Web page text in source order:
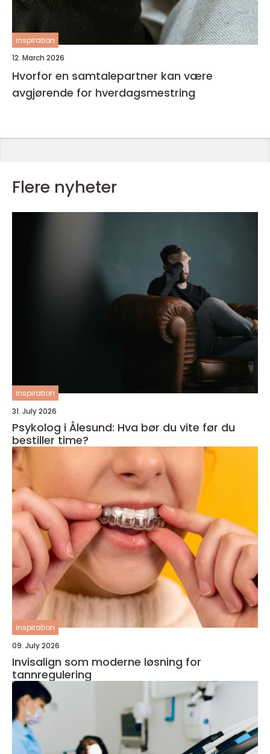
inspiration
12. March 2026
Hvorfor en samtalepartner kan være
avgjørende for hverdagsmestring
Flere nyheter
inspiration
31. July 2026
Psykolog i Ålesund: Hva bør du vite før du
bestiller time?
inspiration
09. July 2026
Invisalign som moderne løsning for
tannregulering